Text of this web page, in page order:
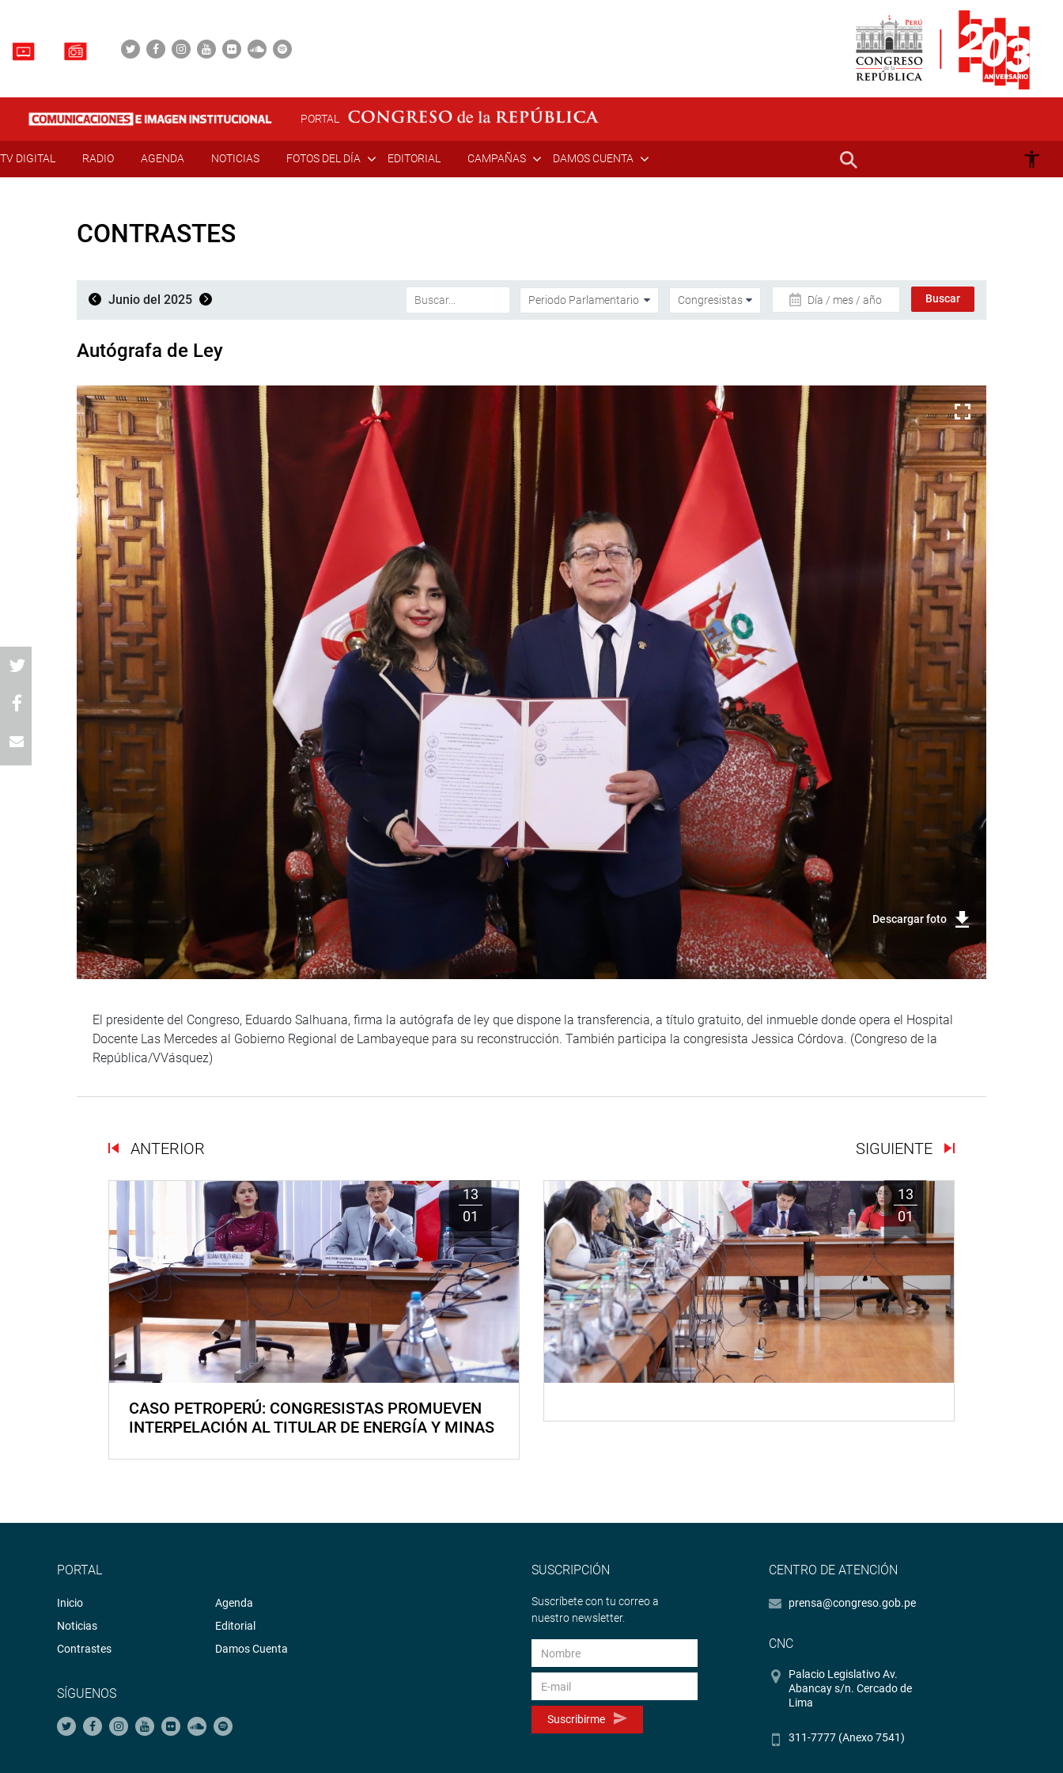
PORTAL
TV DIGITAL RADIO AGENDA NOTICIAS FOTOS DEL DÍA EDITORIAL CAMPAÑAS DAMOS CUENTA
CONTRASTES
Junio del 2025 Día / mes / año
Autógrafa de Ley
Descargar foto
El presidente del Congreso, Eduardo Salhuana, firma la autógrafa de ley que dispone la transferencia, a título gratuito, del inmueble donde opera el Hospital
Docente Las Mercedes al Gobierno Regional de Lambayeque para su reconstrucción. También participa la congresista Jessica Córdova. (Congreso de la
República/VVásquez)
ANTERIOR SIGUIENTE
13
01
CASO PETROPERÚ: CONGRESISTAS PROMUEVEN
INTERPELACIÓN AL TITULAR DE ENERGÍA Y MINAS
13
01
PORTAL
Inicio
Noticias
Contrastes
Agenda
Editorial
Damos Cuenta
SÍGUENOS
SUSCRIPCIÓN
Suscríbete con tu correo a
nuestro newsletter.
Suscribirme
CENTRO DE ATENCIÓN
prensa@congreso.gob.pe
CNC
Palacio Legislativo Av.
Abancay s/n. Cercado de
Lima
311-7777 (Anexo 7541)